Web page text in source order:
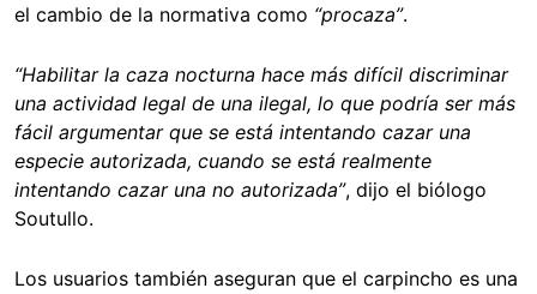
el cambio de la normativa como “procaza”.
“Habilitar la caza nocturna hace más difícil discriminar
una actividad legal de una ilegal, lo que podría ser más
fácil argumentar que se está intentando cazar una
especie autorizada, cuando se está realmente
intentando cazar una no autorizada”, dijo el biólogo
Soutullo.
Los usuarios también aseguran que el carpincho es una